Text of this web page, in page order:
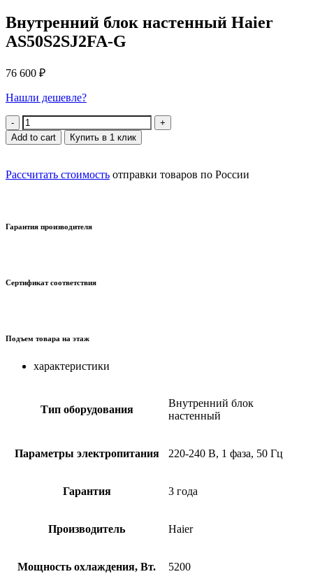
Внутренний блок настенный Haier
AS50S2SJ2FA-G
76 600 ₽
Нашли дешевле?
Quantity
Add to cart Купить в 1 клик
Рассчитать стоимость отправки товаров по России
Гарантия производителя
Сертификат соответствия
Подъем товара на этаж
характеристики
Тип оборудования
Внутренний блок
настенный
Параметры электропитания 220-240 В, 1 фаза, 50 Гц
Гарантия 3 года
Производитель Haier
Мощность охлаждения, Вт. 5200